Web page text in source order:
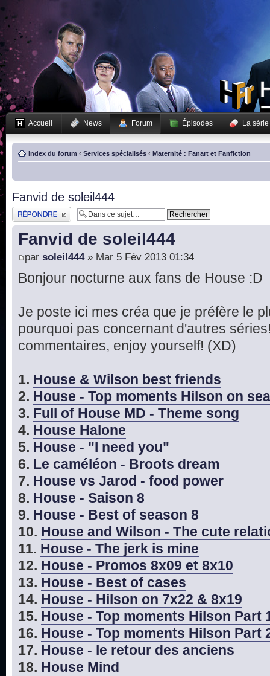
Accueil News Forum Épisodes La série
Index du forum ‹ Services spécialisés ‹ Maternité : Fanart et Fanfiction
Fanvid de soleil444
Publier une réponse
Fanvid de soleil444
par soleil444» Mar 5 Fév 2013 01:34
Bonjour nocturne aux fans de House :D
Je poste ici mes créa que je préfère le
pourquoi pas concernant d'autres
commentaires, enjoy yourself! (XD)
1. House & Wilson best friends
2. House - Top moments Hilson on
3. Full of House MD - Theme song
4. House Halone
5. House - "I need you"
6. Le caméléon - Broots dream
7. House vs Jarod - food power
8. House - Saison 8
9. House - Best of season 8
10. House and Wilson - The cute
11. House - The jerk is mine
12. House - Promos 8x09 et 8x10
13. House - Best of cases
14. House - Hilson on 7x22 & 8x19
15. House - Top moments Hilson Part
16. House - Top moments Hilson Part
17. House - le retour des anciens
18. House Mind